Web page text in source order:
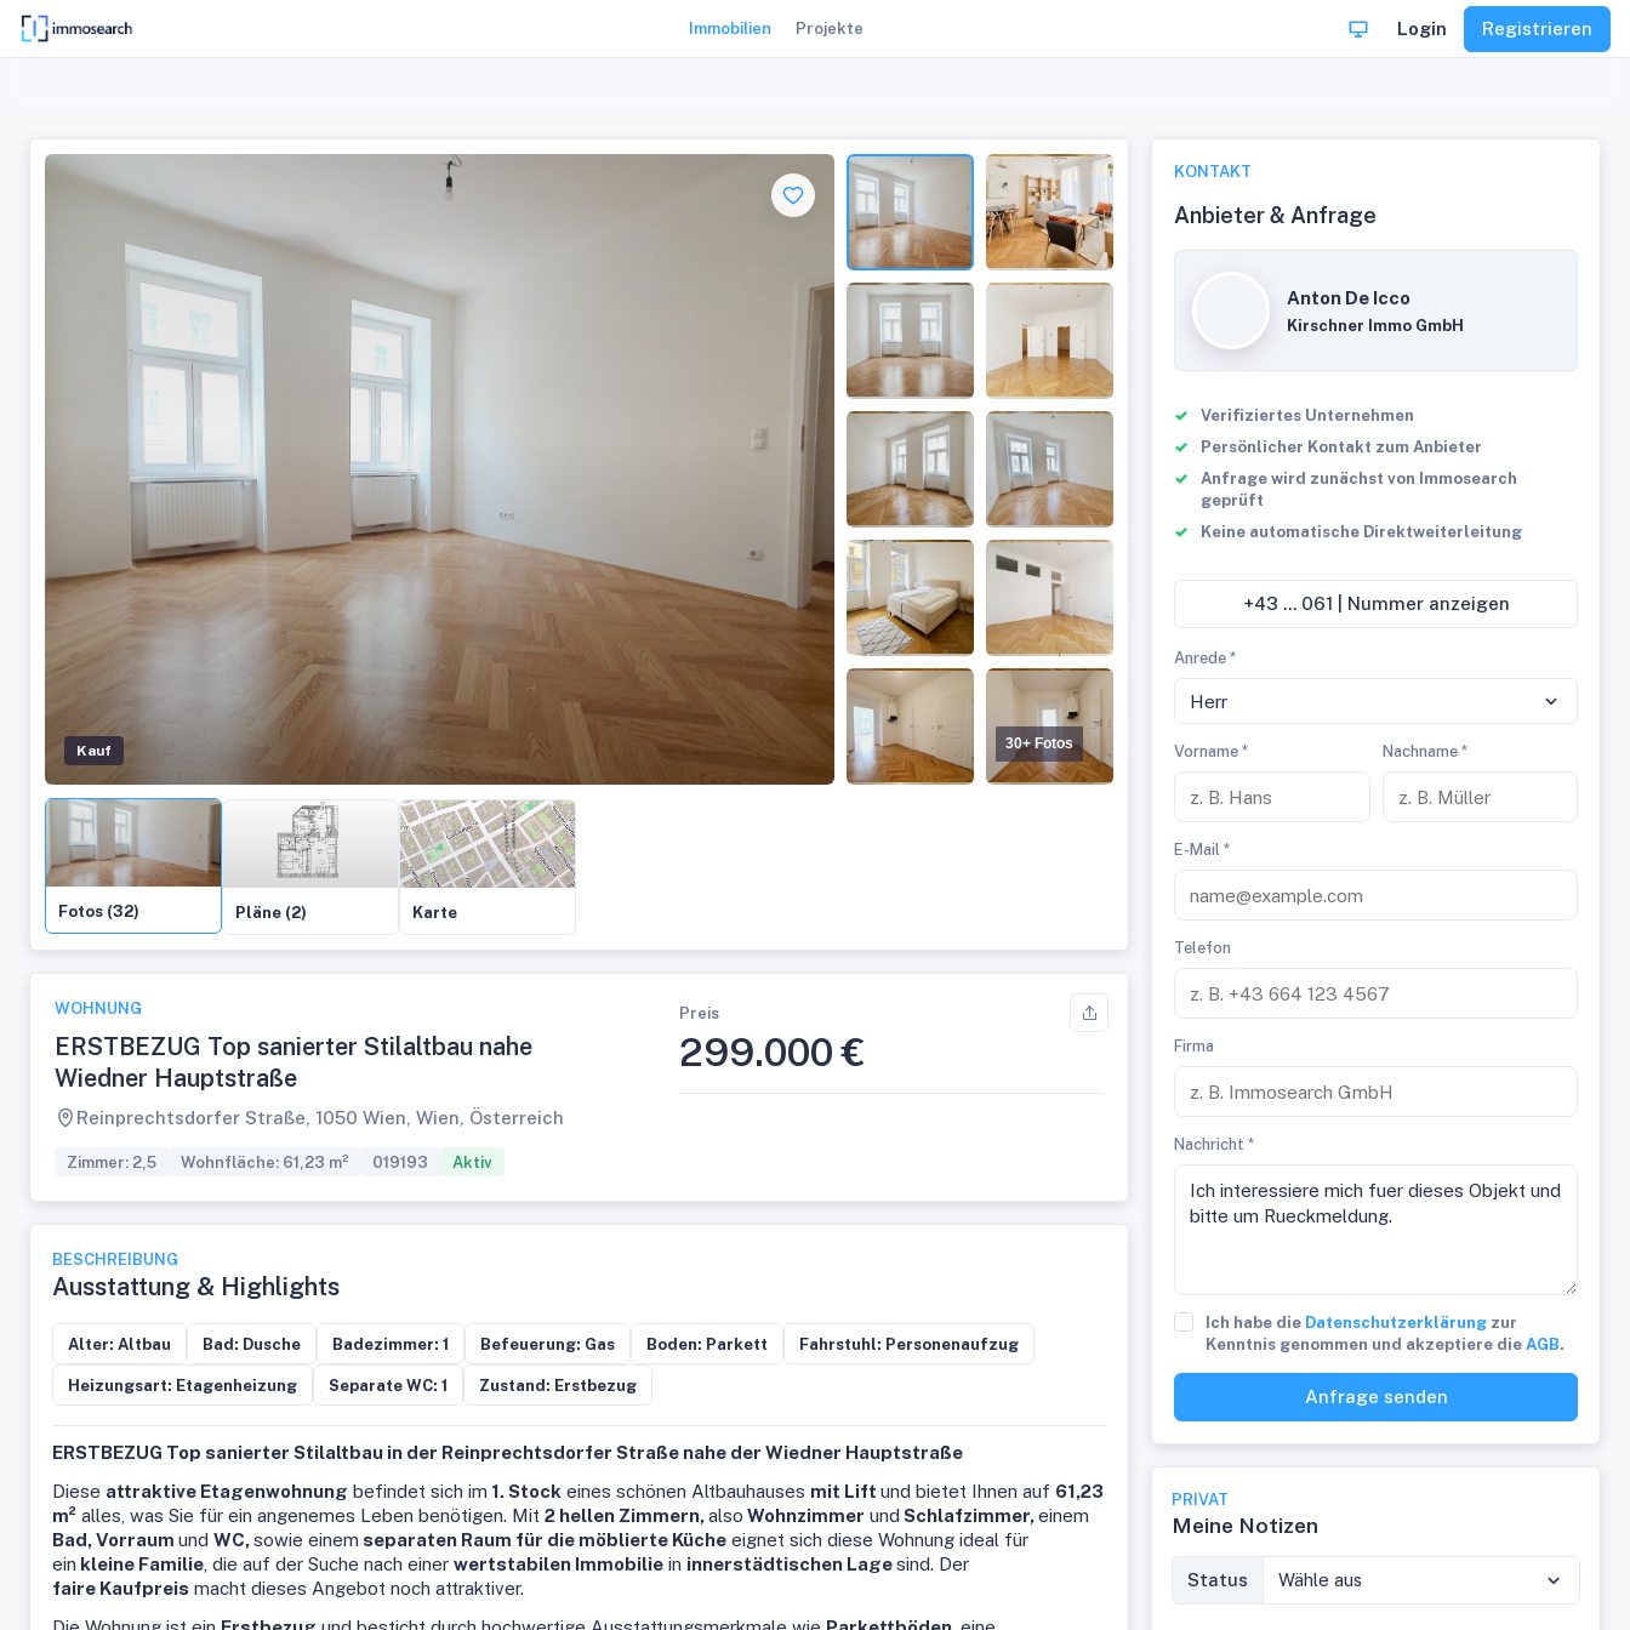
Immobilien Projekte Login Registrieren
Kauf 30+ Fotos
Fotos (32) Pläne (2) Karte
WOHNUNG
ERSTBEZUG Top sanierter Stilaltbau nahe
Wiedner Hauptstraße
Reinprechtsdorfer Straße, 1050 Wien, Wien, Österreich
Preis
299.000 €
Zimmer: 2,5 Wohnfläche: 61,23 m² 019193 Aktiv
BESCHREIBUNG
Ausstattung & Highlights
Alter: Altbau Bad: Dusche Badezimmer: 1 Befeuerung: Gas Boden: Parkett Fahrstuhl: Personenaufzug
Heizungsart: Etagenheizung Separate WC: 1 Zustand: Erstbezug
ERSTBEZUG Top sanierter Stilaltbau in der Reinprechtsdorfer Straße nahe der Wiedner Hauptstraße
Diese attraktive Etagenwohnung befindet sich im 1. Stock eines schönen Altbauhauses mit Lift und bietet Ihnen auf 61,23
m² alles, was Sie für ein angenemes Leben benötigen. Mit 2 hellen Zimmern,also Wohnzimmer und Schlafzimmer,einem
Bad, Vorraum und WC,sowie einem separaten Raum für die möblierte Küche eignet sich diese Wohnung ideal für
ein kleine Familie , die auf der Suche nach einer wertstabilen Immobilie in innerstädtischen Lagesind. Der
faire Kaufpreis macht dieses Angebot noch attraktiver.
KONTAKT
Anbieter & Anfrage
Anton De Icco
Kirschner Immo GmbH
Verifiziertes Unternehmen
Persönlicher Kontakt zum Anbieter
Anfrage wird zunächst von Immosearch
geprüft
Keine automatische Direktweiterleitung
+43 ... 061 | Nummer anzeigen
Anrede *
Herr
Vorname * Nachname *
E-Mail *
Telefon
Firma
Nachricht *
Ich habe die Datenschutzerklärung zur
Kenntnis genommen und akzeptiere dieAGB.
Anfrage senden
PRIVAT
Meine Notizen
Status Wähle aus